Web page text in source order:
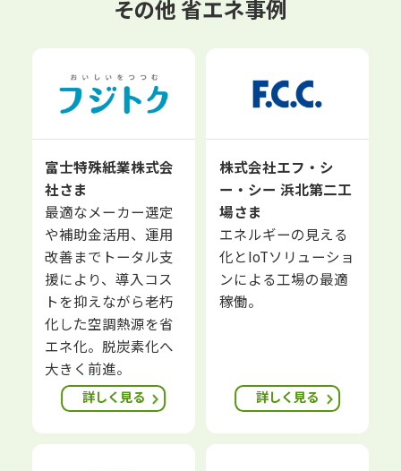
その他 省エネ事例
富士特殊紙業株式会
社さま
最適なメーカー選定
や補助金活用、運用
改善までトータル支
援により、導入コス
トを抑えながら老朽
化した空調熱源を省
エネ化。脱炭素化へ
大きく前進。
詳しく見る
株式会社エフ・シ
ー・シー 浜北第二工
場さま
エネルギーの見える
化とIoTソリューショ
ンによる工場の最適
稼働。
詳しく見る